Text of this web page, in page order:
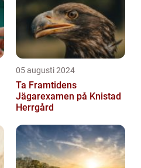
05 augusti 2024
Ta Framtidens
Jägarexamen på Knistad
Herrgård